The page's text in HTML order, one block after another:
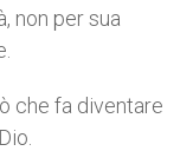
non per sua
che fa diventare